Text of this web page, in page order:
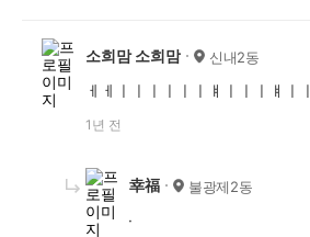
소희맘 소희맘 신내2동
ㅔㅔㅣㅣㅣㅣㅣㅣㅒㅣㅣㅣㅒㅣㅣ
1년 전
幸福 불광제2동
·